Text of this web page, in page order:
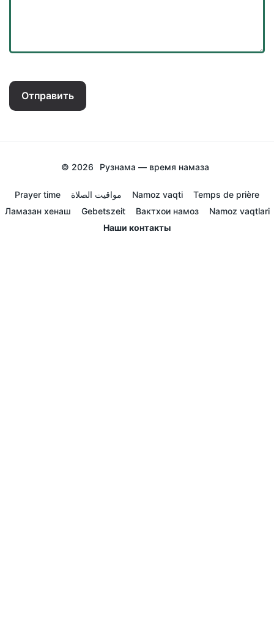
Отправить
© 2026 Рузнама — время намаза
Prayer time مواقيت الصلاة Namoz vaqti
Temps de prière
Ламазан хенаш
Gebetszeit Вактхои намоз
Namoz vaqtlari
Наши контакты